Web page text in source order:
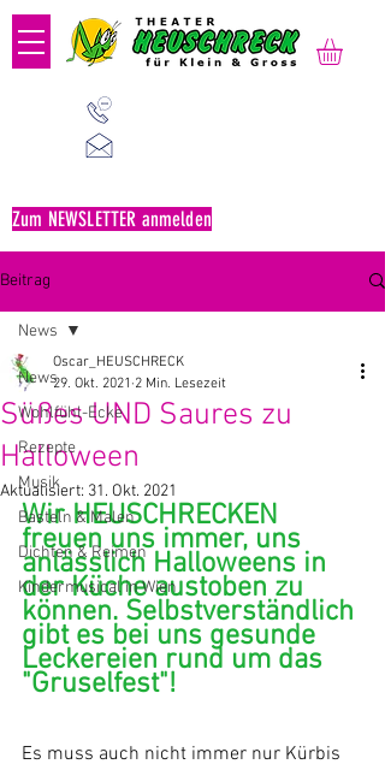
Zum NEWSLETTER anmelden
Beitrag
News
Wohlfühl-Ecke
Rezepte
Musik
Basteln & Malen
Dichten & Reimen
Kindermusical in Wien
News
Süßes UND Saures zu
Halloween
Oscar_HEUSCHRECK
29. Okt. 2021 2 Min. Lesezeit
Aktualisiert: 31. Okt. 2021
Wir HEUSCHRECKEN
freuen uns immer, uns
anlässlich Halloweens in
der Küche austoben zu
können. Selbstverständlich
gibt es bei uns gesunde
Leckereien rund um das
"Gruselfest"!
Es muss auch nicht immer nur Kürbis